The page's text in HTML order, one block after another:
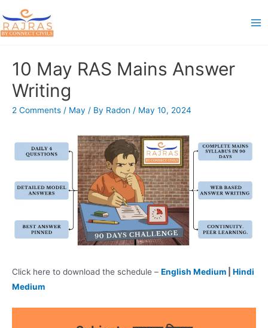
to
content
10 May RAS Mains Answer
Writing
2 Comments / May / By Radon / May 10, 2024
Click here to download the schedule – English Medium
Hindi
Medium